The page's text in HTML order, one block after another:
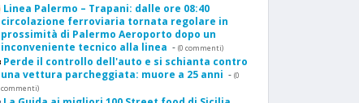
Linea Palermo – Trapani: dalle ore 08:40
circolazione ferroviaria tornata regolare in
prossimità di Palermo Aeroporto dopo un
inconveniente tecnico alla linea - (0 commenti)
Perde il controllo dell'auto e si schianta contro
una vettura parcheggiata: muore a 25 anni - (0
commenti)